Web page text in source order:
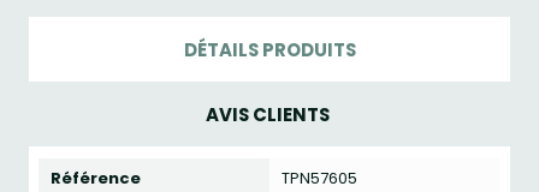
DÉTAILS PRODUITS
AVIS CLIENTS
Référence
TPN57605